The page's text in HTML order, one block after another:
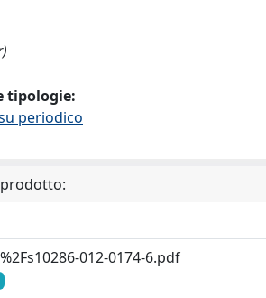
tipologie:
periodico
012-0174-6.pdf